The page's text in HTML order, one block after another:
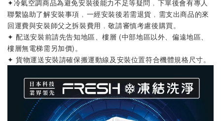
✦冷氣空調商品為避免安裝後能力不足等疑問 ﹐ 下單後會有專人
聯繫協助了解安裝事項 ﹐ 一經安裝後若需退貨 ﹐ 需支出商品的來
回運費與安裝師父之拆裝費用 ﹐敬請審慎考慮後購買。
✦ 配送安裝前請先告知地區、樓層 (中部地區以外、偏遠地區、
樓層無電梯需另加價)。
✦ 貨物運送安裝請確保搬運動線及安裝位置符合機體規格尺寸。